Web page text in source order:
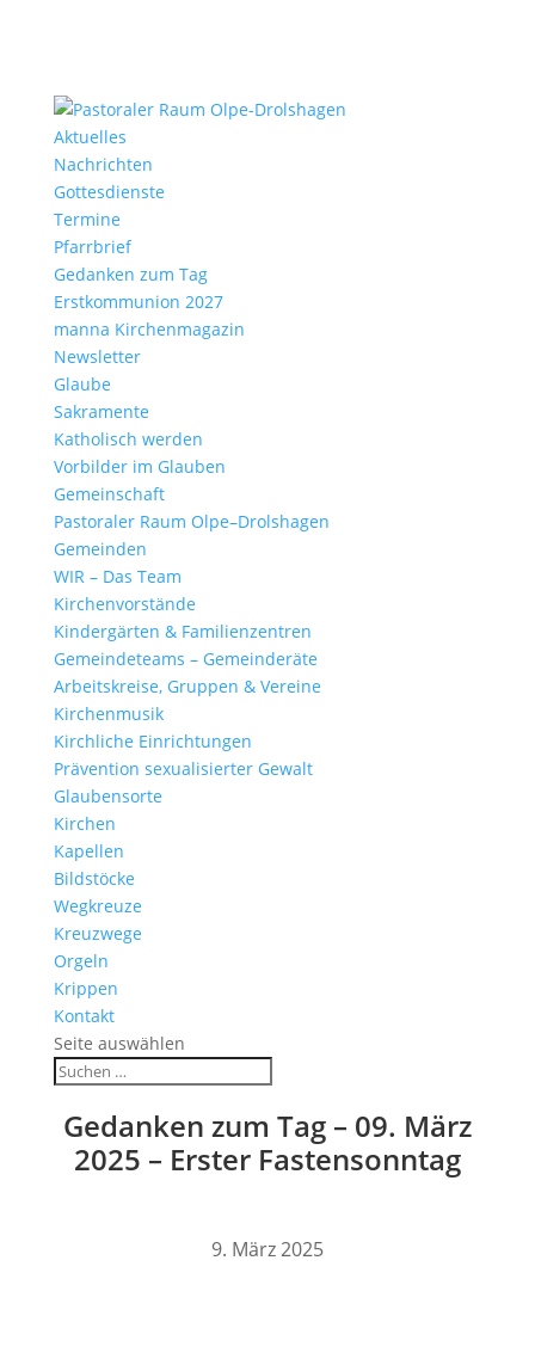
Aktu­elles
Nach­richten
Gottes­dienste
Termine
Pfarr­brief
Gedanken zum Tag
Erst­kom­mu­nion 2027
manna Kirchen­ma­gazin
News­letter
Glaube
Sakra­mente
Katho­lisch werden
Vorbilder im Glauben
Gemein­schaft
Pasto­raler Raum Olpe–Drolshagen
Gemeinden
WIR – Das Team
Kirchen­vor­stände
Kinder­gärten & Familienzentren
Gemein­de­teams – Gemeinderäte
Arbeits­kreise, Gruppen & Vereine
Kirchen­musik
Kirch­liche Einrichtungen
Präven­tion sexua­li­sierter Gewalt
Glau­ben­s­orte
Kirchen
Kapellen
Bild­stöcke
Wegkreuze
Kreuz­wege
Orgeln
Krippen
Kontakt
Seite auswählen
Gedanken zum Tag – 09. März
2025 – Erster Fastensonntag
9. März 2025